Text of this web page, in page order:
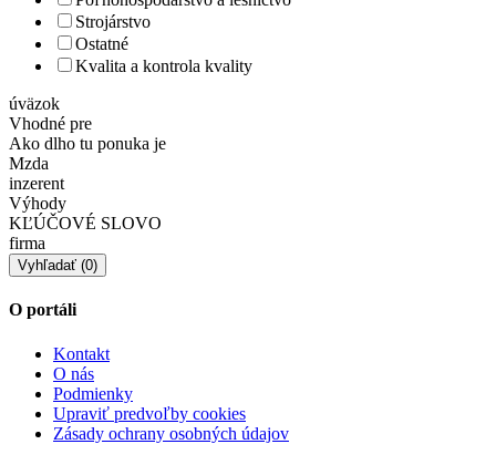
Strojárstvo
Ostatné
Kvalita a kontrola kvality
úväzok
Vhodné pre
Ako dlho tu ponuka je
Mzda
inzerent
Výhody
KĽÚČOVÉ SLOVO
firma
O portáli
Kontakt
O nás
Podmienky
Upraviť predvoľby cookies
Zásady ochrany osobných údajov